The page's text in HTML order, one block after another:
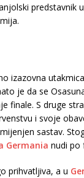
predstavnik
izazovna
je da se
finale. S druge
i svoje
sastav.
Germania nudi po
prihvatljiva, a u